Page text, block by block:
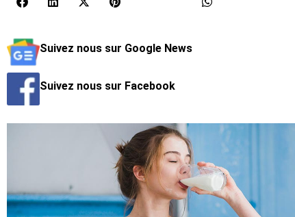
Suivez nous sur Google News
Suivez nous sur Facebook